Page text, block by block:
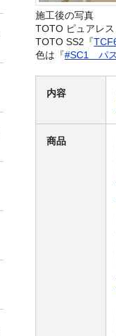
施工後の写真
TOTO ピュアレ
TOTO SS2『
色は『#SC1 パ
内容
商品